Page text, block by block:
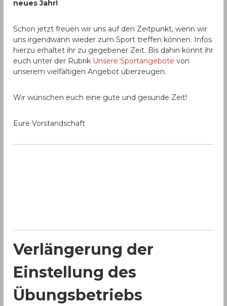
neues Jahr!
Schon jetzt freuen wir uns auf den Zeitpunkt, wenn wir
uns irgendwann wieder zum Sport treffen können. Infos
hierzu erhaltet ihr zu gegebener Zeit. Bis dahin könnt ihr
euch unter der Rubrik Unsere Sportangebote von
unserem vielfältigen Angebot überzeugen.
Wir wünschen euch eine gute und gesunde Zeit!
Eure Vorstandschaft
Verlängerung der
Einstellung des
Übungsbetriebs